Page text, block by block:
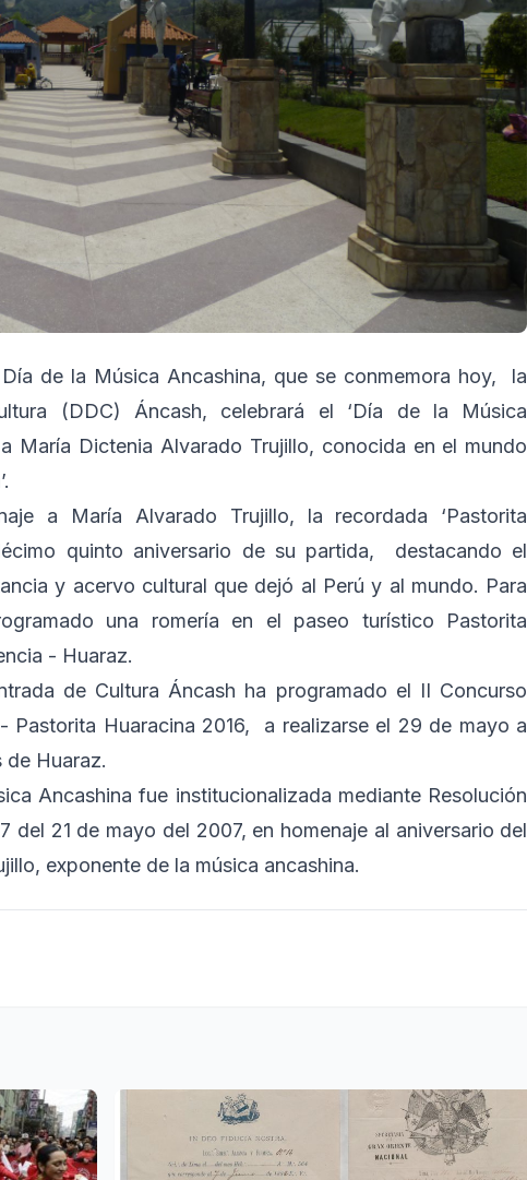
de la Música Ancashina, que se conmemora hoy, la
(DDC) Áncash, celebrará el ‘Día de la Música
a María Dictenia Alvarado Trujillo, conocida en el mundo
a María Alvarado Trujillo, la recordada ‘Pastorita
quinto aniversario de su partida, destacando el
y acervo cultural que dejó al Perú y al mundo. Para
una romería en el paseo turístico Pastorita
- Huaraz.
de Cultura Áncash ha programado el II Concurso
Pastorita Huaracina 2016, a realizarse el 29 de mayo a
de Huaraz.
Ancashina fue institucionalizada mediante Resolución
del 21 de mayo del 2007, en homenaje al aniversario del
exponente de la música ancashina.